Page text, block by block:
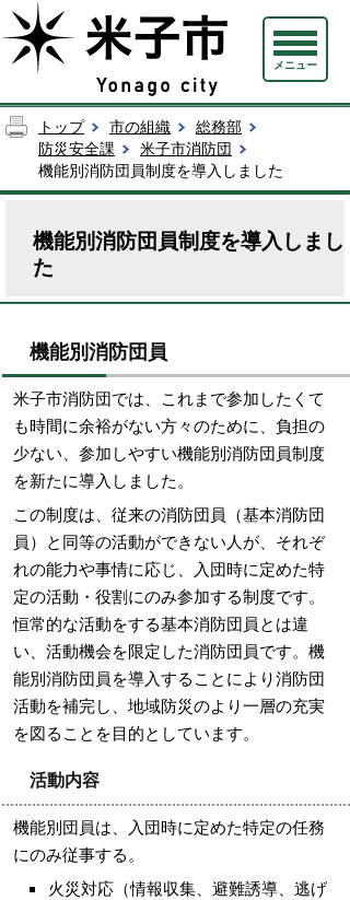
メニュー
トップ 市の組織
総務部
防災安全課
米子市消防団
機能別消防団員制度を導入しました
機能別消防団員制度を導入しまし
た
機能別消防団員
米子市消防団では、これまで参加したくて
も時間に余裕がない方々のために、負担の
少ない、参加しやすい機能別消防団員制度
を新たに導入しました。
この制度は、従来の消防団員（基本消防団
員）と同等の活動ができない人が、それぞ
れの能力や事情に応じ、入団時に定めた特
定の活動・役割にのみ参加する制度です。
恒常的な活動をする基本消防団員とは違
い、活動機会を限定した消防団員です。機
能別消防団員を導入することにより消防団
活動を補完し、地域防災のより一層の充実
を図ることを目的としています。
活動内容
機能別団員は、入団時に定めた特定の任務
にのみ従事する。
火災対応（情報収集、避難誘導、逃げ